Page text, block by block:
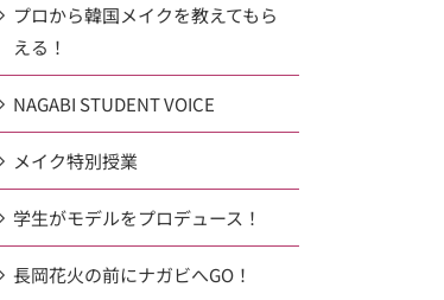
プロから韓国メイクを教えてもら
える！
NAGABI STUDENT VOICE
メイク特別授業
学生がモデルをプロデュース！
長岡花火の前にナガビへGO！